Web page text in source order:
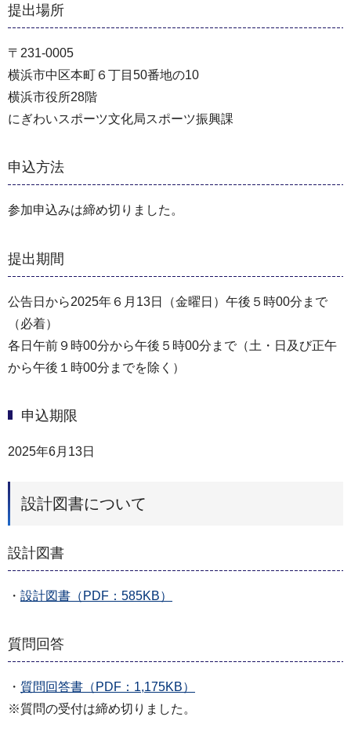
提出場所
〒231-0005
横浜市中区本町６丁目50番地の10
横浜市役所28階
にぎわいスポーツ文化局スポーツ振興課
申込方法
参加申込みは締め切りました。
提出期間
公告日から2025年６月13日（金曜日）午後５時00分まで
（必着）
各日午前９時00分から午後５時00分まで（土・日及び正午
から午後１時00分までを除く）
申込期限
2025年6月13日
設計図書について
設計図書
・ 設計図書（PDF：585KB）
質問回答
・ 質問回答書（PDF：1,175KB）
※質問の受付は締め切りました。